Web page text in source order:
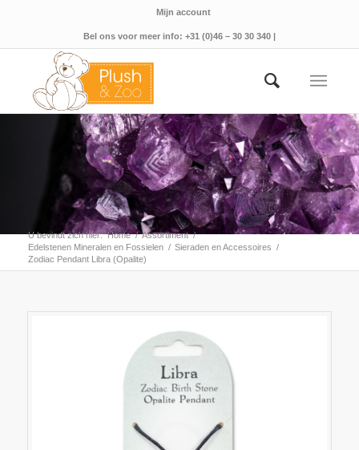
Mijn account
Bel ons voor meer info: +31 (0)46 – 30 30 340 |
U bevindt zich hier: Home / Assortiment /
Edelstenen Mineralen en Fossielen / Sieraden en Accessoires /
Zodiac Pendant Libra (Opalite)